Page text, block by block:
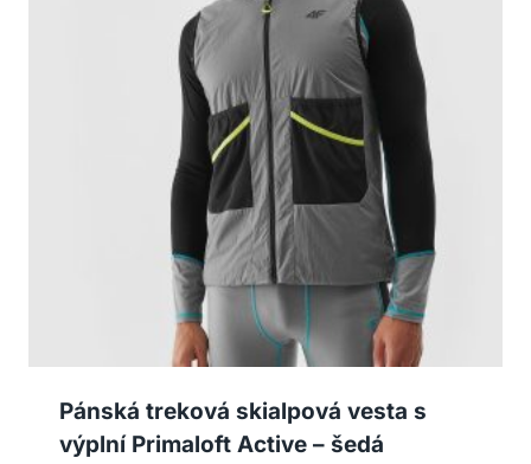
Pánská treková skialpová vesta s
výplní Primaloft Active – šedá